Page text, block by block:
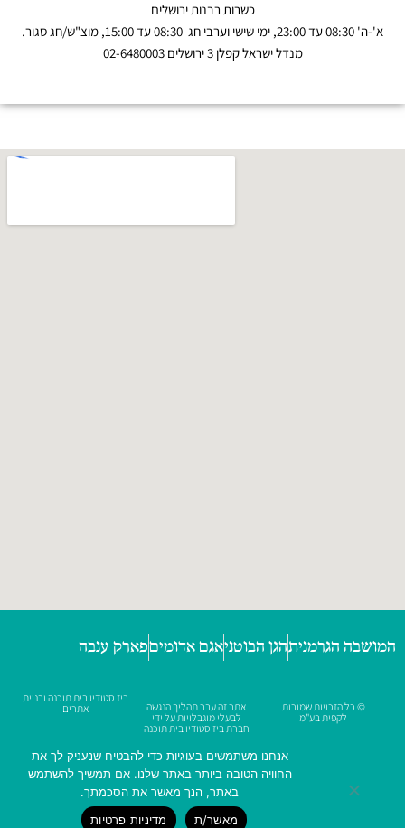
כשרות רבנות ירושלים
א'-ה' 08:30 עד 23:00, ימי שישי וערבי חג 08:30 עד 15:00, מוצ"ש/חג סגור.
מנדל ישראל קפלן 3 ירושלים 02-6480003
המושבה הגרמניתהגן הבוטניאגם אדומיםפארק ענבה
© כל הזכויות שמורות
לקפית בע"מ
אתר זה עבר תהליך הנגשה
לבעלי מוגבלויות על ידי
חברת ביז סטודיו בית תוכנה
להצהרת נגישות
ביז סטודיו בית תוכנה ובניית
אתרים
אנחנו משתמשים בעוגיות כדי להבטיח שנעניק לך את
החוויה הטובה ביותר באתר שלנו. אם תמשיך להשתמש
באתר, הנך מאשר את הסכמתך.
מאשר/ת
מדיניות פרטיות